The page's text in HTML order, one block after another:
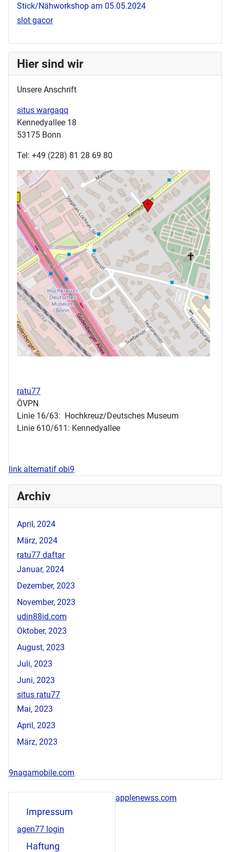
Stick/Nähworkshop am 05.05.2024
slot gacor
Hier sind wir
Unsere Anschrift
situs wargaqq
Kennedyallee 18
53175 Bonn
Tel: +49 (228) 81 28 69 80
ratu77
ÖVPN
Linie 16/63: Hochkreuz/Deutsches Museum
Linie 610/611: Kennedyallee
link alternatif obi9
Archiv
April, 2024
März, 2024
ratu77 daftar
Januar, 2024
Dezember, 2023
November, 2023
udin88id.com
Oktober, 2023
August, 2023
Juli, 2023
Juni, 2023
situs ratu77
Mai, 2023
April, 2023
März, 2023
9nagamobile.com
Impressum
agen77 login
Haftung
applenewss.com